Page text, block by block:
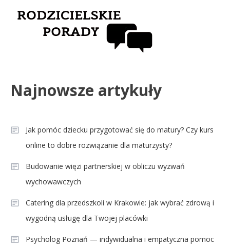
Najnowsze artykuły
Jak pomóc dziecku przygotować się do matury? Czy kurs
online to dobre rozwiązanie dla maturzysty?
Budowanie więzi partnerskiej w obliczu wyzwań
wychowawczych
Catering dla przedszkoli w Krakowie: jak wybrać zdrową i
wygodną usługę dla Twojej placówki
Psycholog Poznań — indywidualna i empatyczna pomoc